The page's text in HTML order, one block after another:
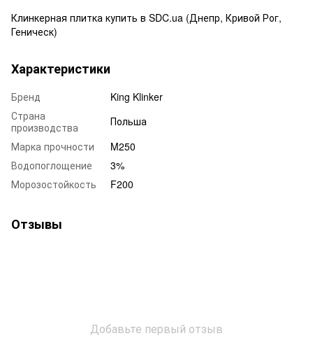
Клинкерная плитка купить в SDC.ua (Днепр, Кривой Рог,
Геническ)
Характеристики
Бренд
King Klinker
Страна
производства
Польша
Марка прочности
M250
Водопоглощение
3%
Морозостойкость
F200
Отзывы
Добавьте первый отзыв